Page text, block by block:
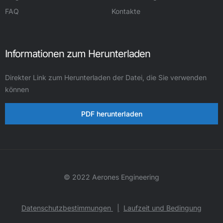
FAQ
Kontakte
Informationen zum Herunterladen
Direkter Link zum Herunterladen der Datei, die Sie verwenden
können
PDF herunterladen
© 2022 Aerones Engineering
Datenschutzbestimmungen Laufzeit und Bedingung